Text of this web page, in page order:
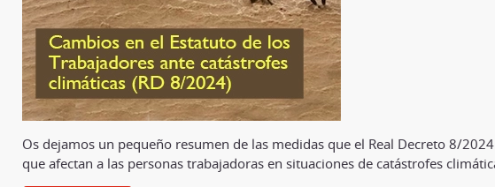
Os dejamos un pequeño resumen de las medidas que el Real Decreto 8/
que afectan a las personas trabajadoras en situaciones de catástrofes